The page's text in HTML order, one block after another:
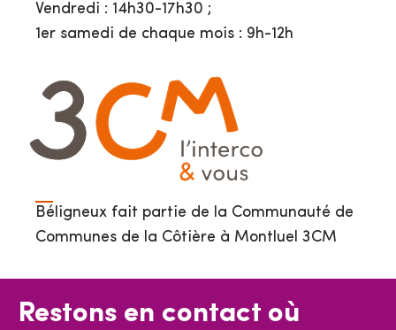
Vendredi : 14h30-17h30 ;
1er samedi de chaque mois : 9h-12h
Béligneux fait partie de la Communauté de
Communes de la Côtière à Montluel 3CM
Restons en contact où